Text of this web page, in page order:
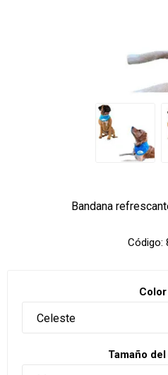
Bandana
Código:
Color
Tamaño